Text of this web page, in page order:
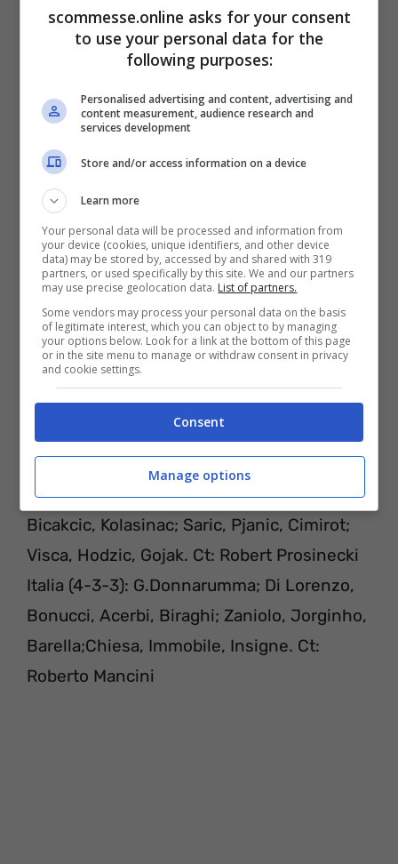
Per seguirlo vi basterà collegarvi al sito Rai,
Rai Play, o eventualmente scaricare
l’applicazione dedicata sul vostro
dispositivo mobile: buona visione.
BOSNIA-ITALIA PROBABILI
Bosnia (4-3-3): Sehic; Kvrzic, Kovacevic,
Bicakcic, Kolasinac; Saric, Pjanic, Cimirot;
Visca, Hodzic, Gojak. Ct: Robert Prosinecki
Italia (4-3-3): G.Donnarumma; Di Lorenzo,
Bonucci, Acerbi, Biraghi; Zaniolo, Jorginho,
Barella;Chiesa, Immobile, Insigne. Ct:
Roberto Mancini
scommesse.online asks for your consent
to use your personal data for the
following purposes:
Personalised advertising and content, advertising and
content measurement, audience research and
services development
Store and/or access information on a device
Learn more
Your personal data will be processed and information from
your device (cookies, unique identifiers, and other device
data) may be stored by, accessed by and shared with 319
partners, or used specifically by this site. We and our partners
may use precise geolocation data. List of partners.
Some vendors may process your personal data on the basis
of legitimate interest, which you can object to by managing
your options below. Look for a link at the bottom of this page
or in the site menu to manage or withdraw consent in privacy
and cookie settings.
Consent
Manage options